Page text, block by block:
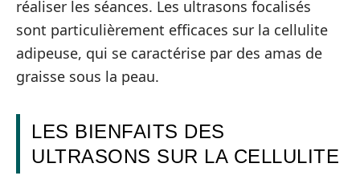
réaliser les séances. Les ultrasons focalisés
sont particulièrement efficaces sur la cellulite
adipeuse, qui se caractérise par des amas de
graisse sous la peau.
LES BIENFAITS DES
ULTRASONS SUR LA CELLULITE